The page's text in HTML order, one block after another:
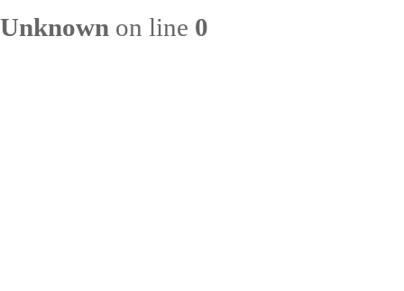
Unknown on line 0